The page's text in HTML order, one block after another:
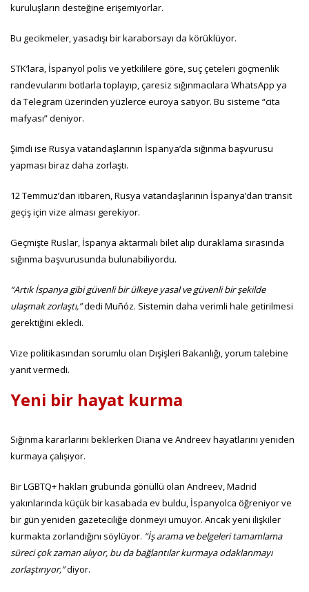
kuruluşların desteğine erişemiyorlar.
Bu gecikmeler, yasadışı bir karaborsayı da körüklüyor.
STK’lara, İspanyol polis ve yetkililere göre, suç çeteleri göçmenlik
randevularını botlarla toplayıp, çaresiz sığınmacılara WhatsApp ya
da Telegram üzerinden yüzlerce euroya satıyor. Bu sisteme “cita
mafyası” deniyor.
Şimdi ise Rusya vatandaşlarının İspanya’da sığınma başvurusu
yapması biraz daha zorlaştı.
12 Temmuz’dan itibaren, Rusya vatandaşlarının İspanya’dan transit
geçiş için vize alması gerekiyor.
Geçmişte Ruslar, İspanya aktarmalı bilet alıp duraklama sırasında
sığınma başvurusunda bulunabiliyordu.
“Artık İspanya gibi güvenli bir ülkeye yasal ve güvenli bir şekilde
ulaşmak zorlaştı,”dedi Muñóz. Sistemin daha verimli hale getirilmesi
gerektiğini ekledi.
Vize politikasından sorumlu olan Dışişleri Bakanlığı, yorum talebine
yanıt vermedi.
Yeni bir hayat kurma
Sığınma kararlarını beklerken Diana ve Andreev hayatlarını yeniden
kurmaya çalışıyor.
Bir LGBTQ+ hakları grubunda gönüllü olan Andreev, Madrid
yakınlarında küçük bir kasabada ev buldu, İspanyolca öğreniyor ve
bir gün yeniden gazeteciliğe dönmeyi umuyor. Ancak yeni ilişkiler
kurmakta zorlandığını söylüyor. “İş arama ve belgeleri tamamlama
süreci çok zaman alıyor, bu da bağlantılar kurmaya odaklanmayı
zorlaştırıyor,”diyor.